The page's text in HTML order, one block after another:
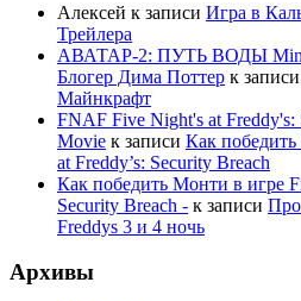
Алексей к записи Игра в
Трейлера
АВАТАР-2: ПУТЬ ВОДЫ
Блогер Дима Поттер к записи
Майнкрафт
FNAF Five Night's at
Movie к записи Как
at Freddy’s: Security Breach
Как победить Монти в игре
Security Breach - к записи
Freddys 3 и 4 ночь
Архивы